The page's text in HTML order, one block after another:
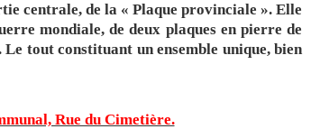
centrale, de la « Plaque provinciale ». Elle
mondiale, de deux plaques en pierre de
tout constituant un ensemble unique, bien
Rue du Cimetière.